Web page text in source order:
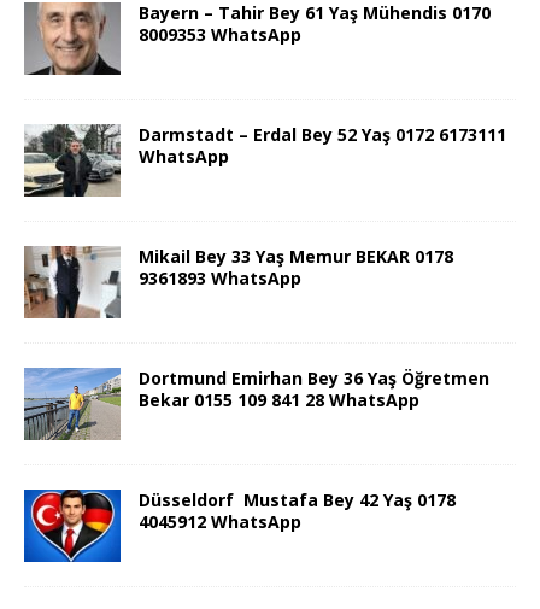
Bayern – Tahir Bey 61 Yaş Mühendis 0170
8009353 WhatsApp
Darmstadt – Erdal Bey 52 Yaş 0172 6173111
WhatsApp
Mikail Bey 33 Yaş Memur BEKAR 0178
9361893 WhatsApp
Dortmund Emirhan Bey 36 Yaş Öğretmen
Bekar 0155 109 841 28 WhatsApp
Düsseldorf Mustafa Bey 42 Yaş 0178
4045912 WhatsApp